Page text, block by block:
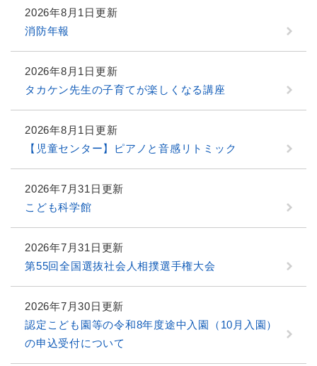
2026年8月1日更新
消防年報
2026年8月1日更新
タカケン先生の子育てが楽しくなる講座
2026年8月1日更新
【児童センター】ピアノと音感リトミック
2026年7月31日更新
こども科学館
2026年7月31日更新
第55回全国選抜社会人相撲選手権大会
2026年7月30日更新
認定こども園等の令和8年度途中入園（10月入園）
の申込受付について